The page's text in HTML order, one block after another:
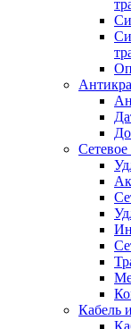
Кабель